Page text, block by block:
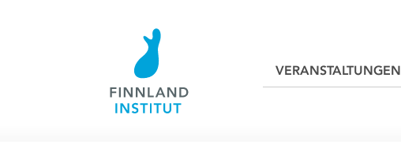
VERANSTALTUNGEN